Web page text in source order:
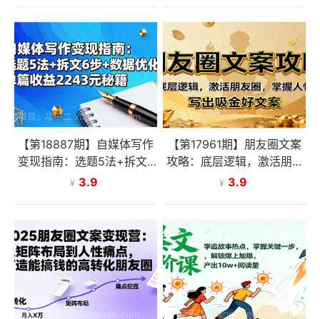
【第18887期】自媒体写作
变现指南：选题5法+拆文6
步+数据优化，单篇收益22
¥ 3.9
【第17961期】朋友圈文案
攻略：底层逻辑，激活朋友
圈，掌握人性，写出吸金好
¥ 3.9